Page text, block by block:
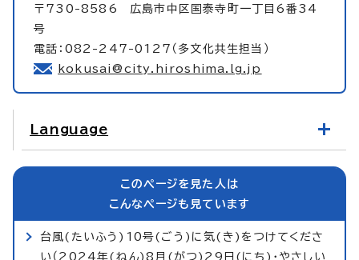
〒730-8586 広島市中区国泰寺町一丁目6番34
号
電話：082-247-0127（多文化共生担当）
kokusai@city.hiroshima.lg.jp
Language
このページを見た人は
こんなページも見ています
台風(たいふう)10号(ごう)に気(き)をつけてくださ
い（2024年(ねん)8月(がつ)29日(にち)・やさしい